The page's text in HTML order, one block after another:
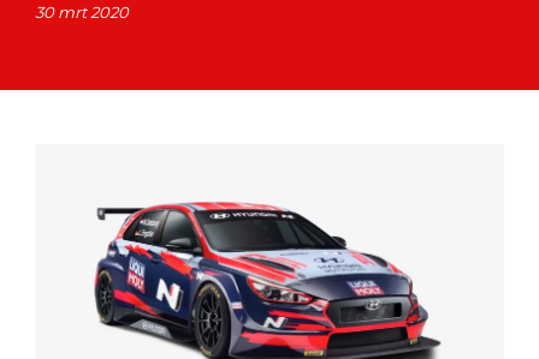
30 mrt 2020